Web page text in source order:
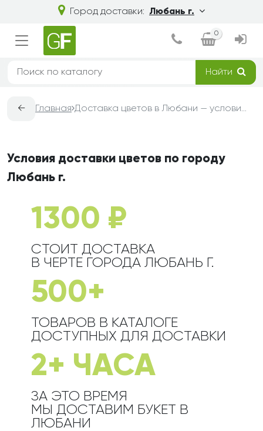
Город доставки: Любань г.
0
Найти
← Главная Доставка цветов в Любани — условия, сроки и стоимость | Grand-Flora
Условия доставки цветов по городу
Любань г.
1300 ₽
СТОИТ ДОСТАВКА
В ЧЕРТЕ ГОРОДА ЛЮБАНЬ Г.
500+
ТОВАРОВ В КАТАЛОГЕ
ДОСТУПНЫХ ДЛЯ ДОСТАВКИ
2+ ЧАСА
ЗА ЭТО ВРЕМЯ
МЫ ДОСТАВИМ БУКЕТ В
ЛЮБАНИ